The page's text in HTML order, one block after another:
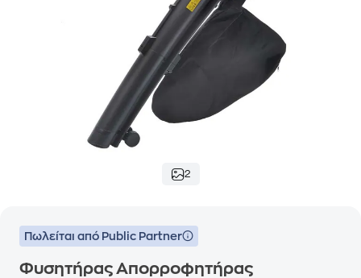
2
Πωλείται από Public Partner
Φυσητήρας Απορροφητήρας